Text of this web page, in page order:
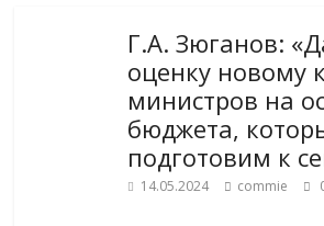
Г.А. Зюганов:
оценку новому
министров на
бюджета,
подготовим к
14.05.2024 commie